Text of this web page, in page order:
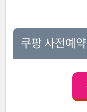
쿠팡 사전예약